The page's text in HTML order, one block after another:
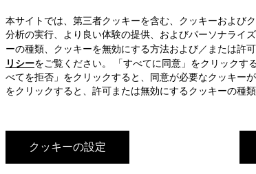
本サイトでは、第三者クッキーを含む、クッキーおよび
分析の実行、より良い体験の提供、およびパーソナライ
ーの種類、クッキーを無効にする方法および／または許
リシーをご覧ください。 「すべてに同意」をクリックす
べてを拒否」をクリックすると、同意が必要なクッキー
をクリックすると、許可または無効にするクッキーの種
クッキーの設定